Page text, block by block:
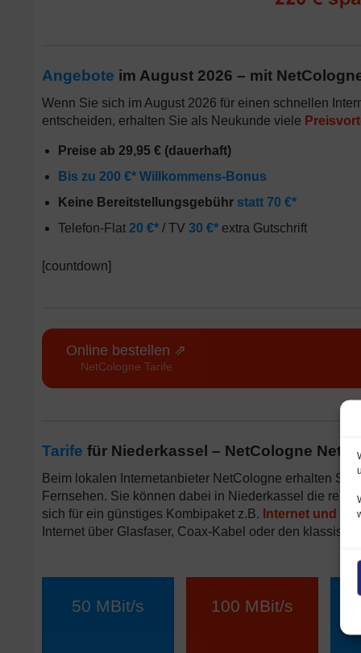
Angebote im August 2026 – mit
Wenn Sie sich im August 2026 für einen schnellen
entscheiden, erhalten Sie als Neukunde viele
Preise ab 29,95 € (dauerhaft)
Bis zu 200 €* Willkommens-Bonus
Keine Bereitstellungsgebühr statt 70 €*
Telefon-Flat 20 €* / TV 30 €* extra Gutschrift
[countdown]
Online bestellen ⇗
NetCologne Tarife
Tarife für Niederkassel – NetCologne
Beim lokalen Internetanbieter NetCologne erhalten Sie
Fernsehen. Sie können dabei in Niederkassel die
sich für ein günstiges Kombipaket z.B. Internet und
Internet über Glasfaser, Coax-Kabel oder den
50 MBit/s 100 MBit/s